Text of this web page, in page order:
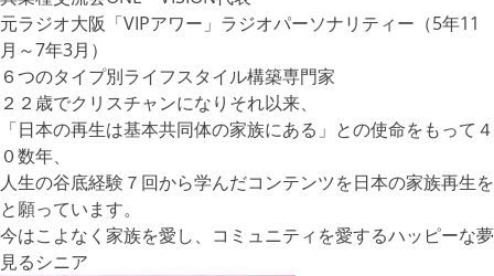
元ラジオ大阪「VIPアワー」ラジオパーソナリティー（5年11
月～7年3月）
６つのタイプ別ライフスタイル構築専門家
２２歳でクリスチャンになりそれ以来、
「日本の再生は基本共同体の家族にある」との使命をもって４
０数年、
人生の谷底経験７回から学んだコンテンツを日本の家族再生を
と願っています。
今はこよなく家族を愛し、コミュニティを愛するハッピーな夢
見るシニア